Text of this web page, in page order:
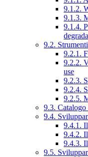
9.1.2.
9.1.3.
9.1.4.
9.2.
9.2.1.
9.2.2.
use
9.2.3.
9.2.4.
9.2.5.
9.3. Catalogo
9.4.
9.4.1.
9.4.2.
9.4.3.
9.5.